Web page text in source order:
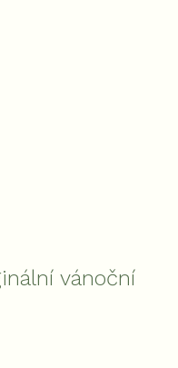
vánoční